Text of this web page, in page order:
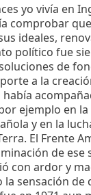
yo vivía en
comprobar
ideales,
político fue
de
a la
había
ejemplo en la
y en la
El Frente
de ese
con ardor y
la sensación de